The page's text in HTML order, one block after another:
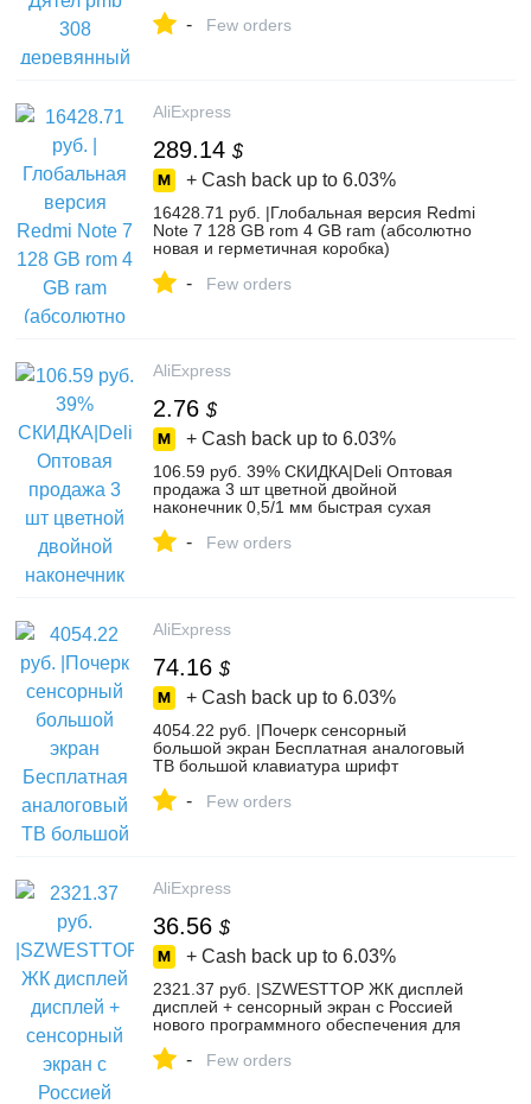
инструменты-in Наборы ручных
- Few orders
AliExpress
289.14 $
+ Cash back up to 6.03%
16428.71 руб. |Глобальная версия Redmi
Note 7 128 GB rom 4 GB ram (абсолютно
новая и герметичная коробка)
Мобильные телефоны from Мобильные
- Few orders
AliExpress
2.76 $
+ Cash back up to 6.03%
106.59 руб. 39% СКИДКА|Deli Оптовая
продажа 3 шт цветной двойной
наконечник 0,5/1 мм быстрая сухая
ткани металла качество fineliner для
- Few orders
AliExpress
74.16 $
+ Cash back up to 6.03%
4054.22 руб. |Почерк сенсорный
большой экран Бесплатная аналоговый
ТВ большой клавиатура шрифт
людей Lound голос чехол больше
- Few orders
AliExpress
36.56 $
+ Cash back up to 6.03%
2321.37 руб. |SZWESTTOP ЖК дисплей
дисплей + сенсорный экран с Россией
нового программного обеспечения для
Xenium мобильного телефона-in ЖК-
- Few orders